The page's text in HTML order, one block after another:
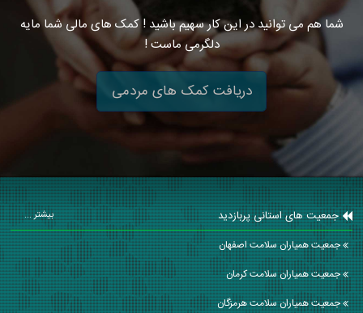
شما هم می توانید در این کار سهیم باشید ! کمک های مالی شما مایه
دلگرمی ماست !
دریافت کمک های مردمی
جمعیت های استانی پربازدید بیشتر ...
جمعیت همیاران سلامت اصفهان
جمعیت همیاران سلامت كرمان
جمعیت همیاران سلامت هرمزگان